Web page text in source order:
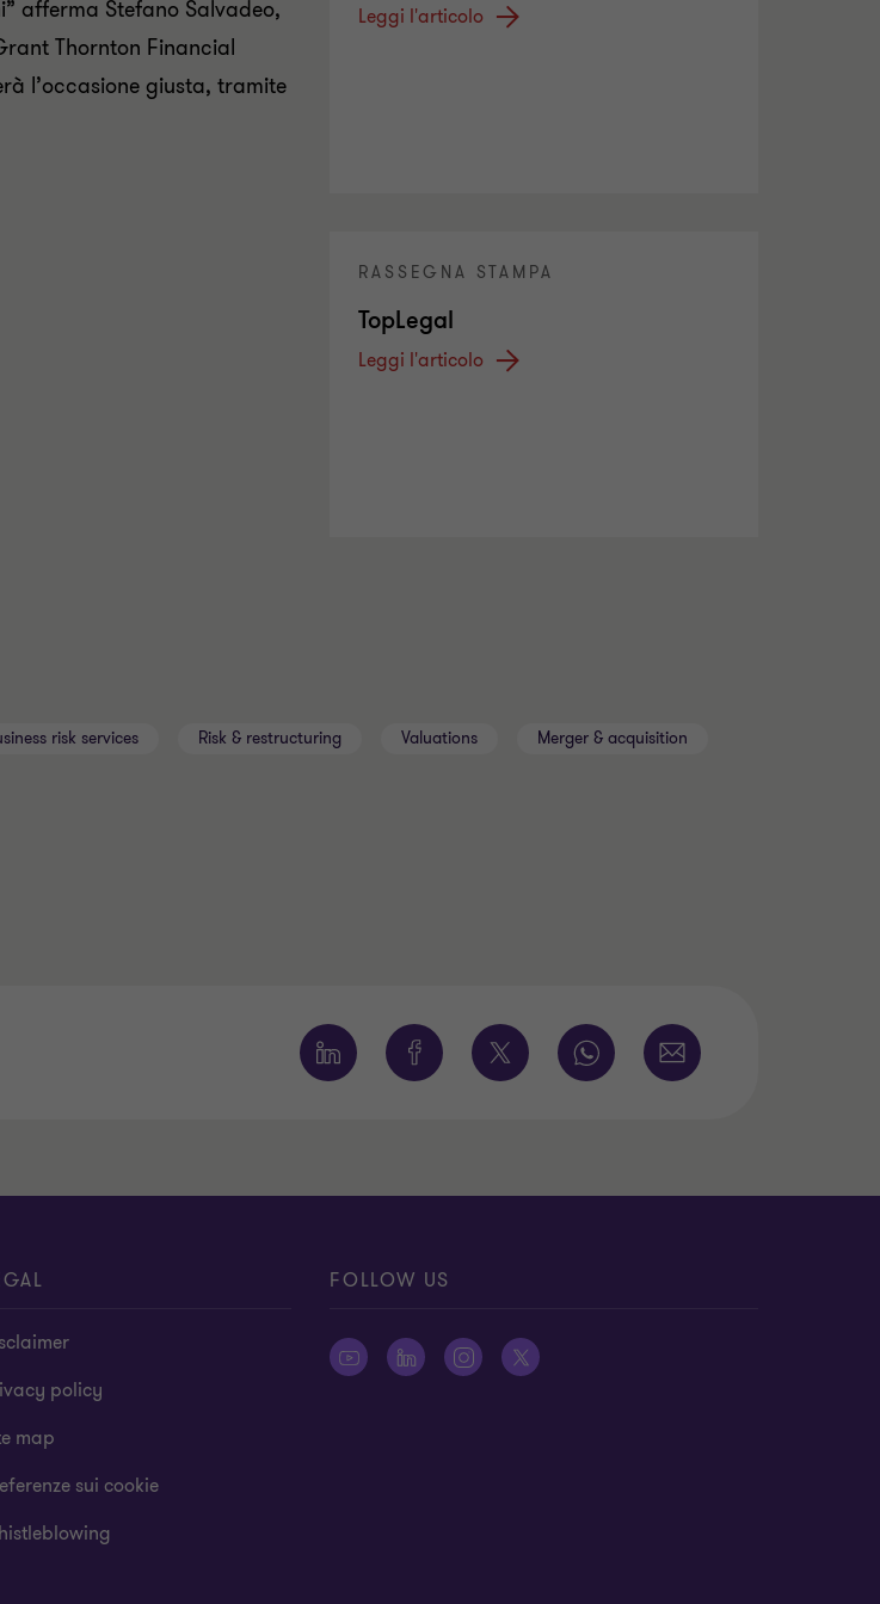
afferma Stefano Salvadeo,
Thornton Financial
l’occasione giusta, tramite
Leggi l'articolo
RASSEGNA STAMPA
TopLegal
Leggi l'articolo
risk services Risk & restructuring Valuations Merger & acquisition
policy
map
sui cookie
FOLLOW US